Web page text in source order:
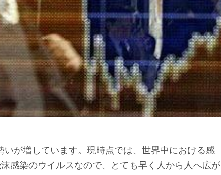
が増しています。現時点では、世界中における感
感染のウイルスなので、とても早く人から人へ広が